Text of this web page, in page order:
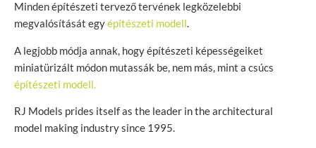
Minden építészeti tervező tervének legközelebbi
megvalósítását egyépítészeti modell.
A legjobb módja annak, hogy építészeti képességeiket
miniatürizált módon mutassák be, nem más, mint a csúcs
építészeti modell.
RJ Models prides itself as the leader in the architectural
model making industry since 1995.